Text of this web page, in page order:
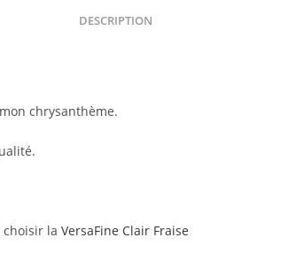
DESCRIPTION
chrysanthème.
choisir la VersaFine Clair Fraise